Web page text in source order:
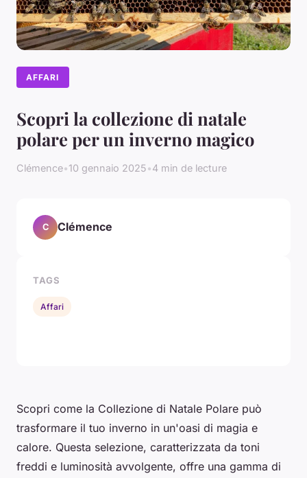
AFFARI
Scopri la collezione di natale
polare per un inverno magico
Clémence•10 gennaio 2025•4 min de lecture
Scopri come la Collezione di Natale Polare può
trasformare il tuo inverno in un'oasi di magia e
calore. Questa selezione, caratterizzata da toni
freddi e luminosità avvolgente, offre una gamma di
C Clémence
TAGS
Affari